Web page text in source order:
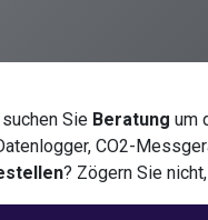
suchen Sie Beratung um
CO2-
? Zögern Sie